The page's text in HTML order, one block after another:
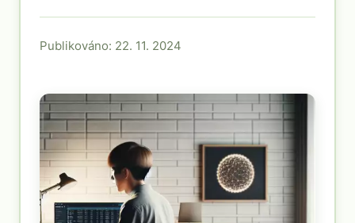
Publikováno: 22. 11. 2024